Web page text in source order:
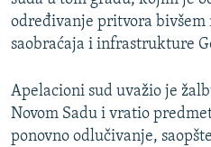
POST SCRIPTUM
TRI DECENIJE OD RATA U BIH
SVE KARTE DEJTONA
određivanje pritvora
saobraćaja i infrastrukture
Apelacioni sud uvažio je
Novom Sadu i vratio
ponovno odlučivanje,